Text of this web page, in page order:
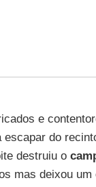
e
do
destruiu o
mas deixou